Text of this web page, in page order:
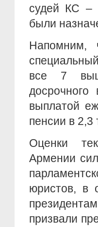
судей КС –
были
Напомним,
все 7
выплатой
пенсии в 2,3
Оценки
Армении
юристов, в
призвали